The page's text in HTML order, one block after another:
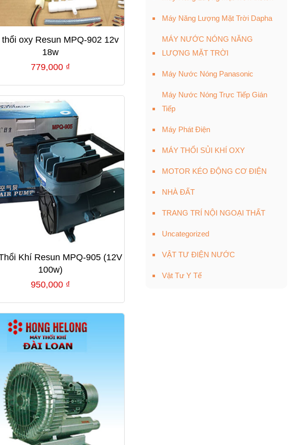
thổi oxy Resun MPQ-902 12v
18w
779,000 ₫
Khí Resun MPQ-905 (12V
100w)
950,000 ₫
Máy Năng Lượng Mặt Trời Dapha
MÁY NƯỚC NÓNG NĂNG
LƯỢNG MẶT TRỜI
Máy Nước Nóng Panasonic
Máy Nước Nóng Trực Tiếp Gián
Tiếp
Máy Phát Điện
MÁY THỔI SỦI KHÍ OXY
MOTOR KÉO ĐỘNG CƠ ĐIỆN
NHÀ ĐẤT
TRANG TRÍ NỘI NGOẠI THẤT
Uncategorized
VẬT TƯ ĐIỆN NƯỚC
Vật Tư Y Tế